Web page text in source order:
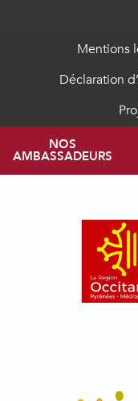
Mentions
Déclaration
NOS
AMBASSADEURS